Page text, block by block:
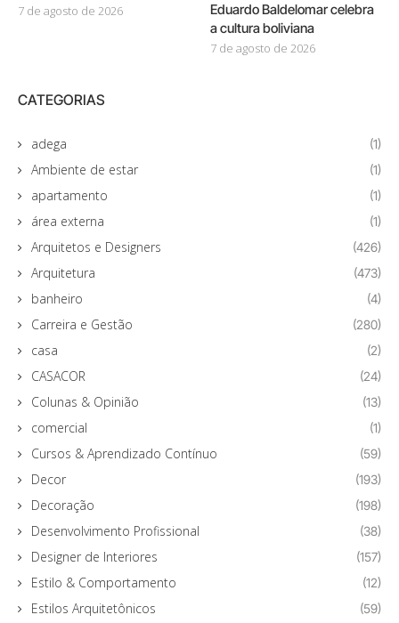
7 de agosto de 2026
Eduardo Baldelomar celebra
a cultura boliviana
7 de agosto de 2026
CATEGORIAS
adega (1)
Ambiente de estar (1)
apartamento (1)
área externa (1)
Arquitetos e Designers (426)
Arquitetura (473)
banheiro (4)
Carreira e Gestão (280)
casa (2)
CASACOR (24)
Colunas & Opinião (13)
comercial (1)
Cursos & Aprendizado Contínuo (59)
Decor (193)
Decoração (198)
Desenvolvimento Profissional (38)
Designer de Interiores (157)
Estilo & Comportamento (12)
Estilos Arquitetônicos (59)